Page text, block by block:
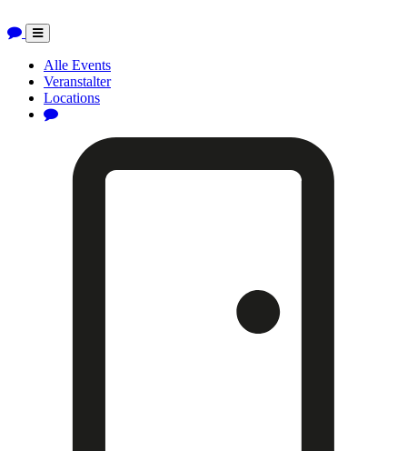
Toggle
navigation
Alle Events
Veranstalter
Locations